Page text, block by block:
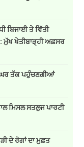
ਬਿਜਾਈ ਤੇ ਵਿੱਤੀ
ਮੁੱਖ ਖੇਤੀਬਾੜ੍ਹੀ ਅਫ਼ਸਰ
ਘਰ ਤੱਕ ਪਹੁੰਚਣਗੀਆਂ
ਮਿਸਲ ਸਤਲੁਜ ਪਾਰਟੀ
ਦੇ ਰੋਗਾਂ ਦਾ ਮੁਫ਼ਤ